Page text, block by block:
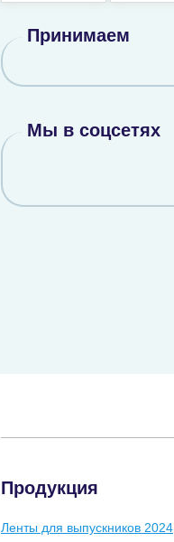
Принимаем
Мы в соцсетях
Продукция
Ленты для выпускников 2024